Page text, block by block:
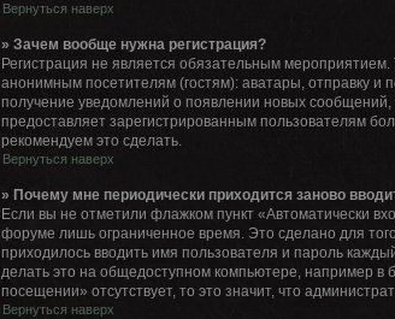
Вернуться наверх
» Зачем вообще нужна регистрация?
Регистрация не является обязательным
анонимным посетителям (гостям): аватары, отправку и
получение уведомлений о появлении новых сообщений,
предоставляет зарегистрированным пользователям
рекомендуем это сделать.
Вернуться наверх
» Почему мне периодически приходится заново
Если вы не отметили флажком пункт «Автоматически
форуме лишь ограниченное время. Это сделано для
приходилось вводить имя пользователя и пароль
делать это на общедоступном компьютере, например в
посещении» отсутствует, то это значит, что
Вернуться наверх